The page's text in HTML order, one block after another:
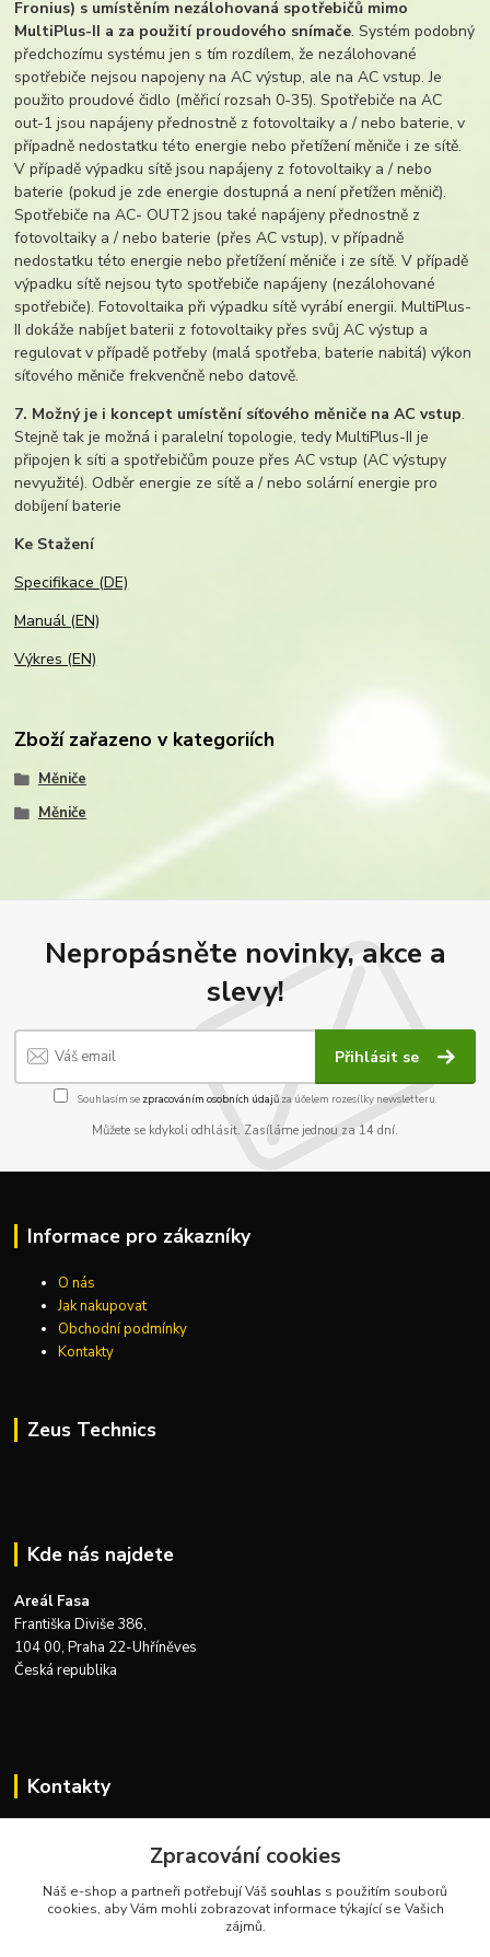
Fronius) s umístěním nezálohovaná spotřebičů mimo
MultiPlus-II a za použití proudového snímače. Systém podobný
předchozímu systému jen s tím rozdílem, že nezálohované
spotřebiče nejsou napojeny na AC výstup, ale na AC vstup. Je
použito proudové čidlo (měřicí rozsah 0-35). Spotřebiče na AC
out-1 jsou napájeny přednostně z fotovoltaiky a / nebo baterie, v
případně nedostatku této energie nebo přetížení měniče i ze sítě.
V případě výpadku sítě jsou napájeny z fotovoltaiky a / nebo
baterie (pokud je zde energie dostupná a není přetížen měnič).
Spotřebiče na AC- OUT2 jsou také napájeny přednostně z
fotovoltaiky a / nebo baterie (přes AC vstup), v případně
nedostatku této energie nebo přetížení měniče i ze sítě. V případě
výpadku sítě nejsou tyto spotřebiče napájeny (nezálohované
spotřebiče). Fotovoltaika při výpadku sítě vyrábí energii. MultiPlus-
II dokáže nabíjet baterii z fotovoltaiky přes svůj AC výstup a
regulovat v případě potřeby (malá spotřeba, baterie nabitá) výkon
síťového měniče frekvenčně nebo datově.
7. Možný je i koncept umístění síťového měniče na AC vstup.
Stejně tak je možná i paralelní topologie, tedy MultiPlus-II je
připojen k síti a spotřebičům pouze přes AC vstup (AC výstupy
nevyužité). Odběr energie ze sítě a / nebo solární energie pro
dobíjení baterie
Ke Stažení
Specifikace (DE)
Manuál (EN)
Výkres (EN)
Zboží zařazeno v kategoriích
Měniče
Měniče
Nepropásněte novinky, akce a
slevy!
Přihlásit se
Souhlasím se zpracováním osobních údajůza účelem rozesílky newsletteru.
Můžete se kdykoli odhlásit. Zasíláme jednou za 14 dní.
Informace pro zákazníky
O nás
Jak nakupovat
Obchodní podmínky
Kontakty
Zeus Technics
Kde nás najdete
Areál Fasa
Františka Diviše 386,
104 00, Praha 22-Uhříněves
Česká republika
Kontakty
+420 732 915 376
info@zeustechnics.cz
Zpracování cookies
Náš e-shop a partneři potřebují Váš souhlas s použitím souborů
cookies, aby Vám mohli zobrazovat informace týkající se Vašich
zájmů.